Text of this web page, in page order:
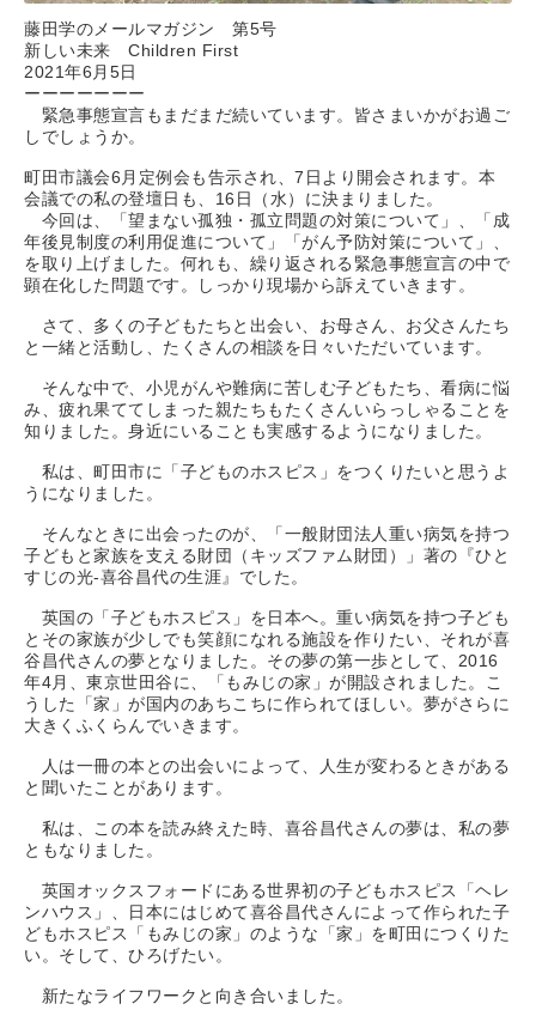
藤田学のメールマガジン 第5号
新しい未来 Children First
2021年6月5日
ーーーーーーー
緊急事態宣言もまだまだ続いています。皆さまいかがお過ご
しでしょうか。
町田市議会6月定例会も告示され、7日より開会されます。本
会議での私の登壇日も、16日（水）に決まりました。
今回は、「望まない孤独・孤立問題の対策について」、「成
年後見制度の利用促進について」「がん予防対策について」、
を取り上げました。何れも、繰り返される緊急事態宣言の中で
顕在化した問題です。しっかり現場から訴えていきます。
さて、多くの子どもたちと出会い、お母さん、お父さんたち
と一緒と活動し、たくさんの相談を日々いただいています。
そんな中で、小児がんや難病に苦しむ子どもたち、看病に悩
み、疲れ果ててしまった親たちもたくさんいらっしゃることを
知りました。身近にいることも実感するようになりました。
私は、町田市に「子どものホスピス」をつくりたいと思うよ
うになりました。
そんなときに出会ったのが、「一般財団法人重い病気を持つ
子どもと家族を支える財団（キッズファム財団）」著の『ひと
すじの光-喜谷昌代の生涯』でした。
英国の「子どもホスピス」を日本へ。重い病気を持つ子ども
とその家族が少しでも笑顔になれる施設を作りたい、それが喜
谷昌代さんの夢となりました。その夢の第一歩として、2016
年4月、東京世田谷に、「もみじの家」が開設されました。こ
うした「家」が国内のあちこちに作られてほしい。夢がさらに
大きくふくらんでいきます。
人は一冊の本との出会いによって、人生が変わるときがある
と聞いたことがあります。
私は、この本を読み終えた時、喜谷昌代さんの夢は、私の夢
ともなりました。
英国オックスフォードにある世界初の子どもホスピス「ヘレ
ンハウス」、日本にはじめて喜谷昌代さんによって作られた子
どもホスピス「もみじの家」のような「家」を町田につくりた
い。そして、ひろげたい。
新たなライフワークと向き合いました。